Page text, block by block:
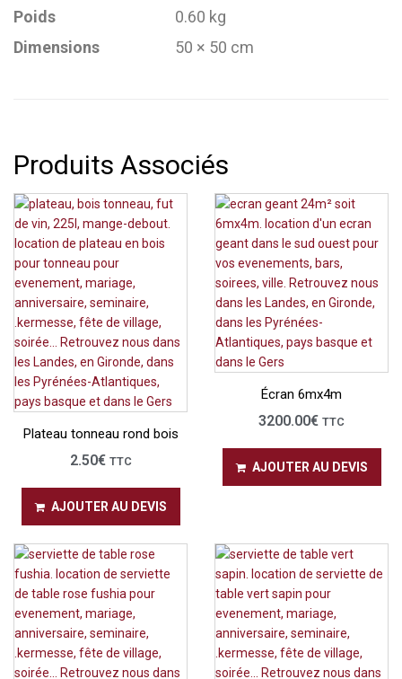
Poids
0.60 kg
Dimensions
50 × 50 cm
Produits Associés
Plateau tonneau rond bois
2.50€ TTC
AJOUTER AU DEVIS
Écran 6mx4m
3200.00€ TTC
AJOUTER AU DEVIS